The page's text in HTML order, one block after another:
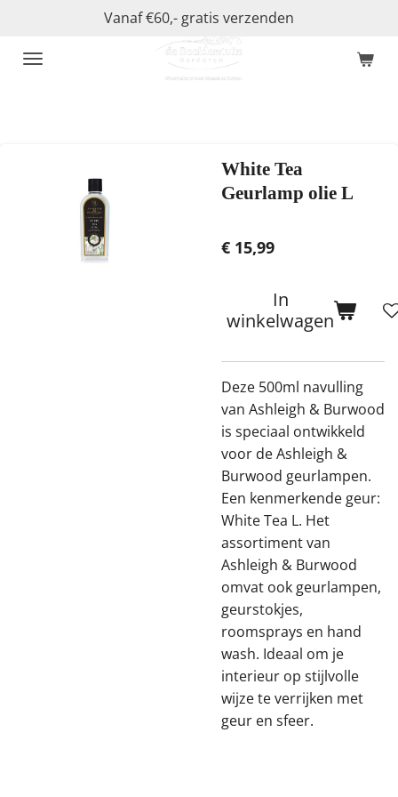
naar
Vanaf €60,- gratis verzenden
White Tea
Geurlamp olie L
€ 15,99
In
winkelwagen
Deze 500ml navulling
van Ashleigh & Burwood
is speciaal ontwikkeld
voor de Ashleigh &
Burwood geurlampen.
Een kenmerkende geur:
White Tea L. Het
assortiment van
Ashleigh & Burwood
omvat ook geurlampen,
geurstokjes,
roomsprays en hand
wash. Ideaal om je
interieur op stijlvolle
wijze te verrijken met
geur en sfeer.